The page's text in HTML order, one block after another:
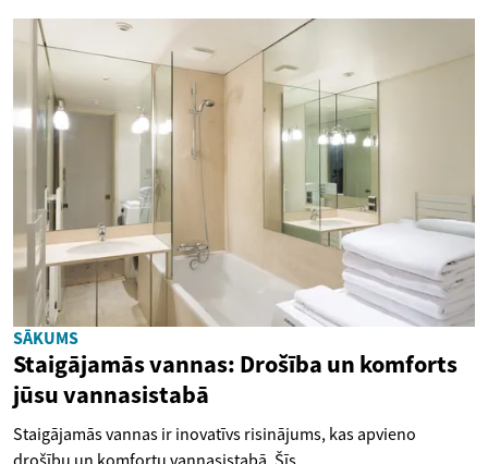
SĀKUMS
Staigājamās vannas: Drošība un komforts
jūsu vannasistabā
Staigājamās vannas ir inovatīvs risinājums, kas apvieno
drošību un komfortu vannasistabā. Šīs...